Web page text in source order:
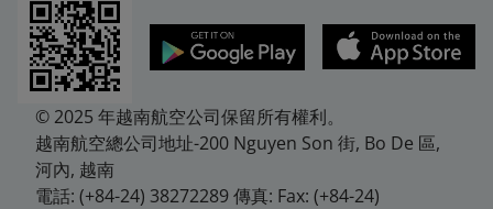
© 2025 年越南航空公司保留所有權利。
越南航空總公司地址-200 Nguyen Son 街, Bo De 區,
河內, 越南
電話: (+84-24) 38272289 傳真: Fax: (+84-24)